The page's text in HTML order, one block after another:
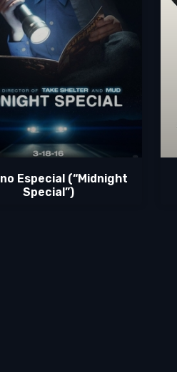
Especial (“Midnight
Special”)